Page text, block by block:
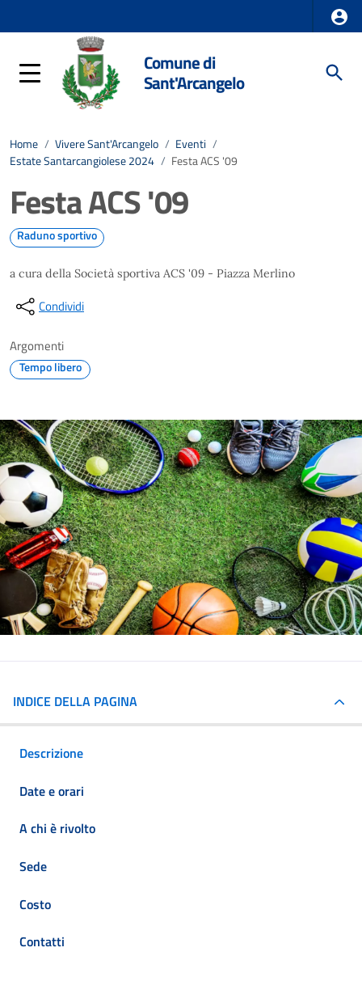
Comune di
Sant'Arcangelo
Home / Vivere Sant'Arcangelo / Eventi /
Estate Santarcangiolese 2024 / Festa ACS '09
Festa ACS '09
Raduno sportivo
a cura della Società sportiva ACS '09 - Piazza Merlino
Condividi
Argomenti
Tempo libero
INDICE DELLA PAGINA
Descrizione
Date e orari
A chi è rivolto
Sede
Costo
Contatti